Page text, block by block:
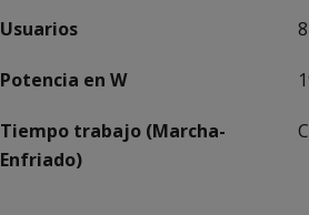
Usuarios
Potencia en W
Tiempo trabajo (Marcha-
Enfriado)